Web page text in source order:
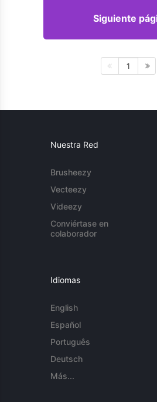
Siguiente
1
Nuestra Red
Brusheezy
Vecteezy
Videezy
Conviértase en
colaborador
Idiomas
English
Español
Português
Deutsch
Más...